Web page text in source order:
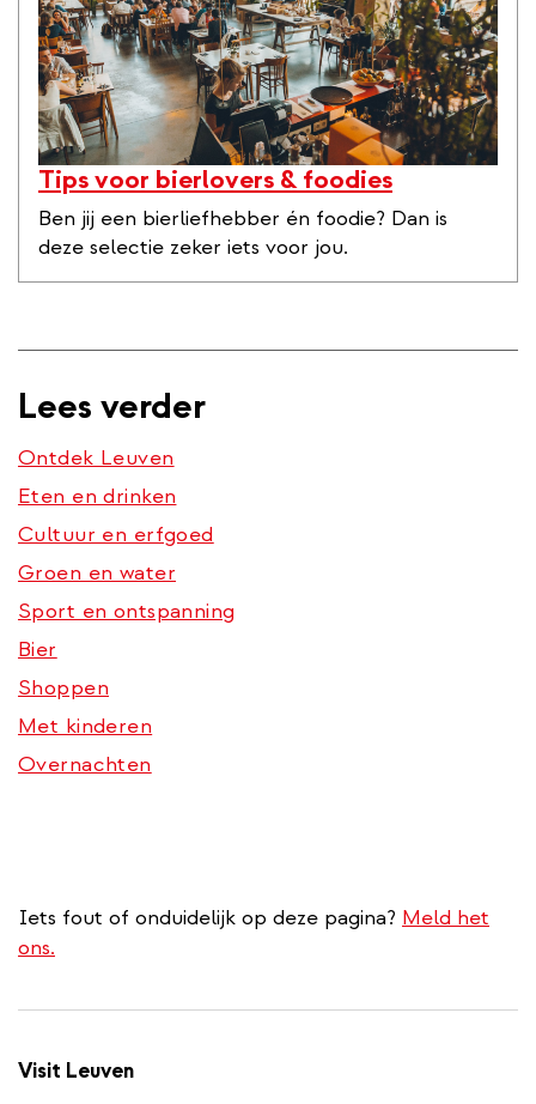
Tips voor bierlovers & foodies
Ben jij een bierliefhebber én foodie? Dan is
deze selectie zeker iets voor jou.
Lees verder
Ontdek Leuven
Eten en drinken
Cultuur en erfgoed
Groen en water
Sport en ontspanning
Bier
Shoppen
Met kinderen
Overnachten
Iets fout of onduidelijk op deze pagina? Meld het
ons.
Visit Leuven